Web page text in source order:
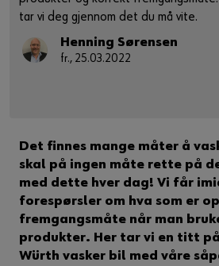
tar vi deg gjennom det du må vite.
Henning Sørensen
fr., 25.03.2022
Det finnes mange måter å
skal på ingen måte rette på
med dette hver dag! Vi får
forespørsler om hva som er
fremgangsmåte når man
produkter. Her tar vi en titt
Würth vasker bil med våre